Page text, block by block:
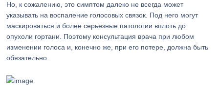
Но, к сожалению, это симптом далеко не всегда может
указывать на воспаление голосовых связок. Под него могут
маскироваться и более серьезные патологии вплоть до
опухоли гортани. Поэтому консультация врача при любом
изменении голоса и, конечно же, при его потере, должна быть
обязательно.